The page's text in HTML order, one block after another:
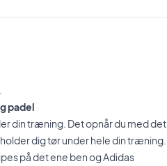
padel
din træning. Det opnår du med det
dig tør under hele din træning.
på det ene ben og Adidas